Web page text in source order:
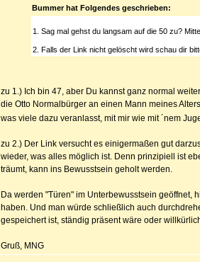
Bummer hat Folgendes geschrieben:
1. Sag mal gehst du langsam auf die 50 zu?
2. Falls der Link nicht gelöscht wird schau dir
zu 1.) Ich bin 47, aber Du kannst ganz normal
die Otto Normalbürger an einen Mann meines
was viele dazu veranlasst, mit mir wie mit ´nem
zu 2.) Der Link versucht es einigermaßen gut
wieder, was alles möglich ist. Denn prinzipiell ist
träumt, kann ins Bewusstsein geholt werden.
Da werden "Türen" im Unterbewusstsein geöffnet,
haben. Und man würde schließlich auch
gespeichert ist, ständig präsent wäre oder
Gruß, MNG